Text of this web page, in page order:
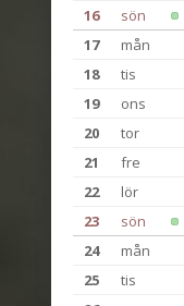
16
sön
17
mån
18
tis
19
ons
20
tor
21
fre
22
lör
23
sön
24
mån
25
tis